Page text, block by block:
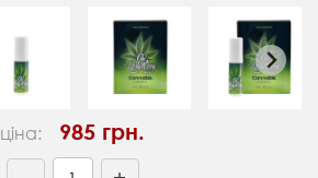
ціна: 985 грн.